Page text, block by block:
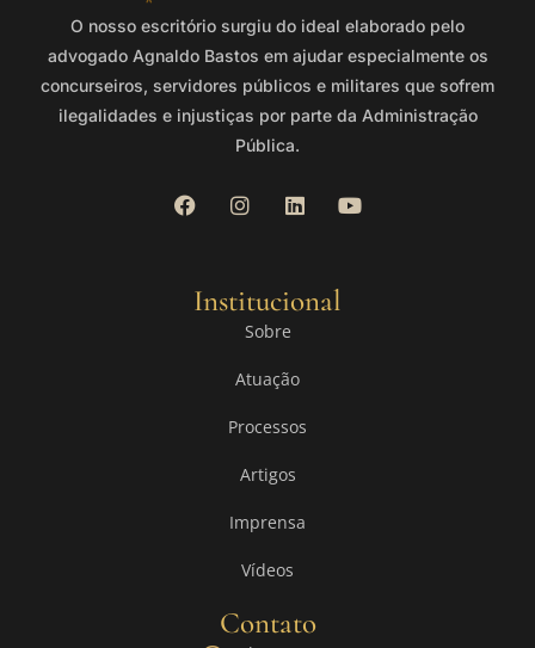
O nosso escritório surgiu do ideal elaborado pelo
advogado Agnaldo Bastos em ajudar especialmente os
concurseiros, servidores públicos e militares que sofrem
ilegalidades e injustiças por parte da Administração
Pública.
Institucional
Sobre
Atuação
Processos
Artigos
Imprensa
Vídeos
Contato